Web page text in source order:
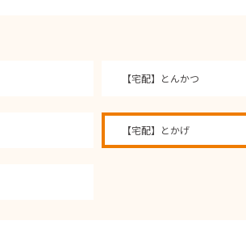
【宅配】とんかつ
【宅配】とかげ